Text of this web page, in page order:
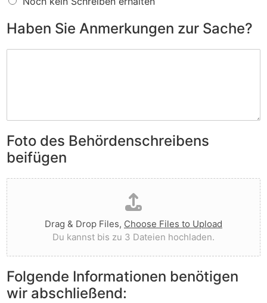
o
ß
w
v
o
r
g
e
w
o
r
f
e
n
?
e
S
l
i
e
t
I
h
n
e
n
v
o
r
?
Haben Sie Anmerkungen zur Sache?
e
A
n
e
r
k
u
n
g
e
n
z
u
Foto des Behördenschreibens
beifügen
D
a
t
e
i
h
o
h
l
Drag & Drop Files, Choose Files to Upload
Du kannst bis zu 3 Dateien hochladen.
Folgende Informationen benötigen
wir abschließend: